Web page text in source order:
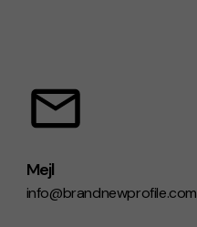
Mejl
info@brandnewprofile.com